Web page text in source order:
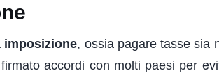
imposizione, ossia pagare tasse sia
accordi con molti paesi per